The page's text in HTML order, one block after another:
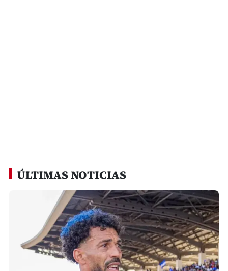
Deportes
Sale a la luz la verdad sobre vida privada
de Vozinha: Adiós a rumores